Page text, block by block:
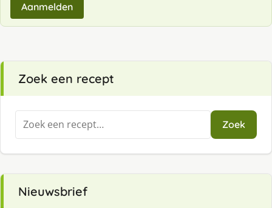
Aanmelden
Zoek een recept
Zoeken
naar:
Zoek
Nieuwsbrief